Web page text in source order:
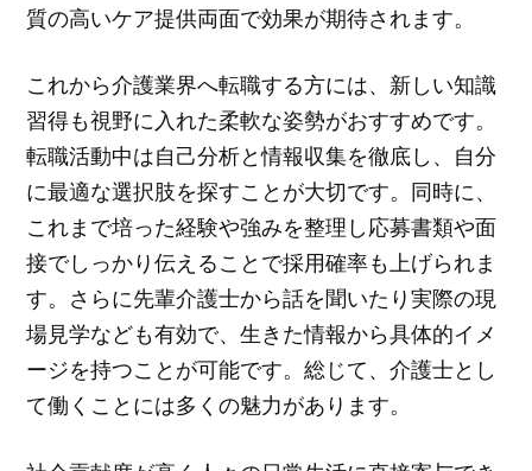
質の高いケア提供両面で効果が期待されます。
これから介護業界へ転職する方には、新しい知識
習得も視野に入れた柔軟な姿勢がおすすめです。
転職活動中は自己分析と情報収集を徹底し、自分
に最適な選択肢を探すことが大切です。同時に、
これまで培った経験や強みを整理し応募書類や面
接でしっかり伝えることで採用確率も上げられま
す。さらに先輩介護士から話を聞いたり実際の現
場見学なども有効で、生きた情報から具体的イメ
ージを持つことが可能です。総じて、介護士とし
て働くことには多くの魅力があります。